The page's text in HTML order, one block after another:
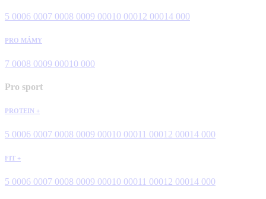
5 0006 0007 0008 0009 00010 00012 00014 000
PRO MÁMY
7 0008 0009 00010 000
Pro sport
PROTEIN +
5 0006 0007 0008 0009 00010 00011 00012 00014 000
FIT +
5 0006 0007 0008 0009 00010 00011 00012 00014 000